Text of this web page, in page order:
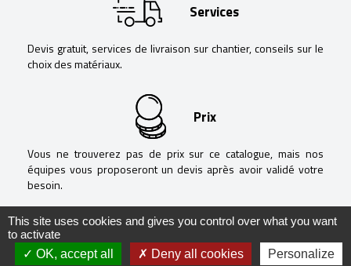
Services
Devis gratuit, services de livraison sur chantier, conseils sur le
choix des matériaux.
Prix
Vous ne trouverez pas de prix sur ce catalogue, mais nos
équipes vous proposeront un devis après avoir validé votre
besoin.
@ Negoguide - 2020 - Mentions légales- Politique de confidentialité-
This site uses cookies and gives you control over what you want
to activate
OK, accept all
Deny all cookies Personalize